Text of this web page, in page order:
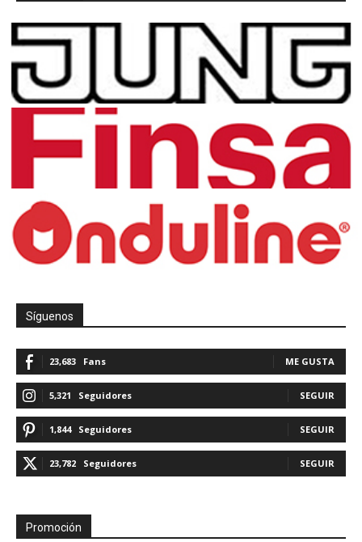
Síguenos
23,683 Fans ME GUSTA
5,321 Seguidores SEGUIR
1,844 Seguidores SEGUIR
23,782 Seguidores SEGUIR
Promoción